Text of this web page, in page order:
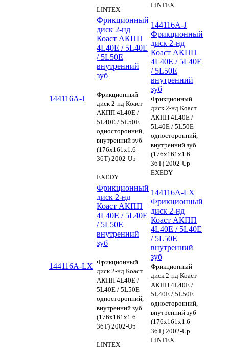
LINTEX
LINTEX
144116A-J
Фрикционный
диск 2-нд
Коаст АКПП
4L40E / 5L40E
/ 5L50E
внутренний
зуб
Фрикционный
диск 2-нд Коаст
АКПП 4L40E /
5L40E / 5L50E
односторонний,
внутренний зуб
(176х161х1.6
36Т) 2002-Up
EXEDY
144116A-J
Фрикционный
диск 2-нд
Коаст АКПП
4L40E / 5L40E
/ 5L50E
внутренний
зуб
Фрикционный
диск 2-нд Коаст
АКПП 4L40E /
5L40E / 5L50E
односторонний,
внутренний зуб
(176х161х1.6
36Т) 2002-Up
EXEDY
144116A-LX
Фрикционный
диск 2-нд
Коаст АКПП
4L40E / 5L40E
/ 5L50E
внутренний
зуб
Фрикционный
диск 2-нд Коаст
АКПП 4L40E /
5L40E / 5L50E
односторонний,
внутренний зуб
(176х161х1.6
36Т) 2002-Up
LINTEX
144116A-LX
Фрикционный
диск 2-нд
Коаст АКПП
4L40E / 5L40E
/ 5L50E
внутренний
зуб
Фрикционный
диск 2-нд Коаст
АКПП 4L40E /
5L40E / 5L50E
односторонний,
внутренний зуб
(176х161х1.6
36Т) 2002-Up
LINTEX